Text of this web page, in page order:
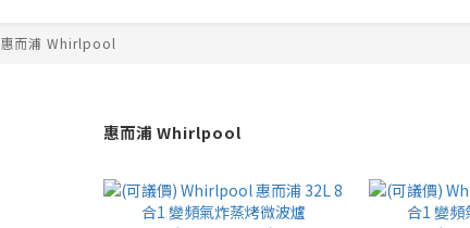
惠而浦 Whirlpool
惠而浦 Whirlpool